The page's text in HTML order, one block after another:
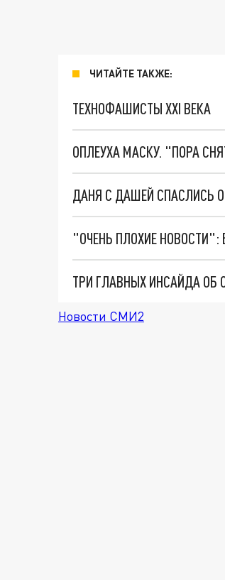
ЧИТАЙТЕ ТАКЖЕ:
ТЕХНОФАШИСТЫ XXI ВЕКА
ОПЛЕУХА МАСКУ. "ПОРА
ДАНЯ С ДАШЕЙ СПАСЛИСЬ
Новости СМИ2